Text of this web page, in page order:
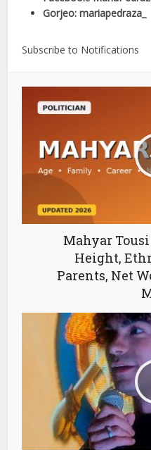
Gorjeo: mariapedraza_
Subscribe to Notifications
Mahyar
Height,
Parents, Net